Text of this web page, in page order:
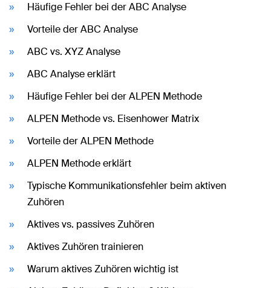
Häufige Fehler bei der ABC Analyse
Vorteile der ABC Analyse
ABC vs. XYZ Analyse
ABC Analyse erklärt
Häufige Fehler bei der ALPEN Methode
ALPEN Methode vs. Eisenhower Matrix
Vorteile der ALPEN Methode
ALPEN Methode erklärt
Typische Kommunikationsfehler beim aktiven
Zuhören
Aktives vs. passives Zuhören
Aktives Zuhören trainieren
Warum aktives Zuhören wichtig ist